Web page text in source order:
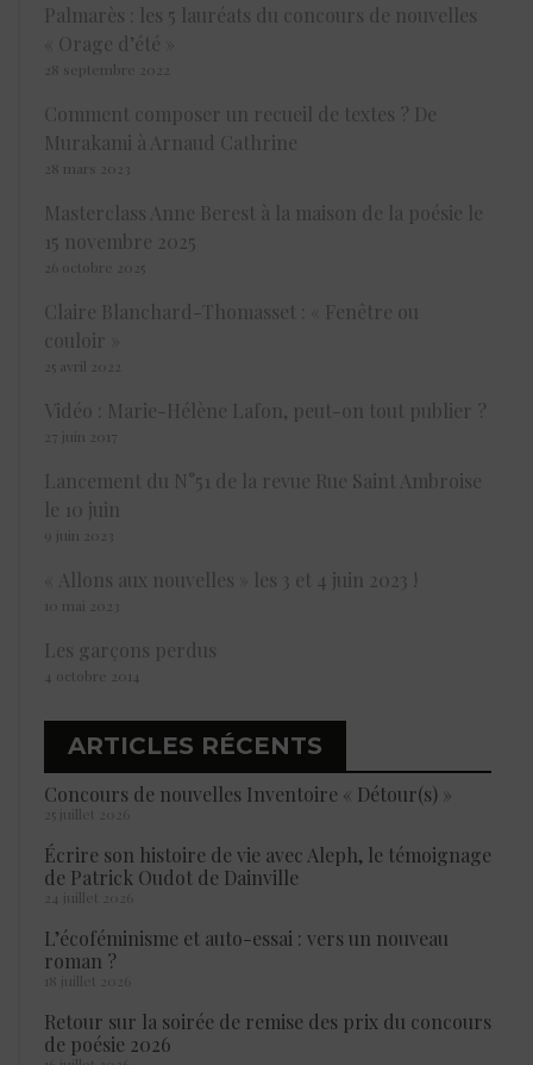
Palmarès : les 5 lauréats du concours de nouvelles
« Orage d’été »
28 septembre 2022
Comment composer un recueil de textes ? De
Murakami à Arnaud Cathrine
28 mars 2023
Masterclass Anne Berest à la maison de la poésie le
15 novembre 2025
26 octobre 2025
Claire Blanchard-Thomasset : « Fenêtre ou
couloir »
25 avril 2022
Vidéo : Marie-Hélène Lafon, peut-on tout publier ?
27 juin 2017
Lancement du N°51 de la revue Rue Saint Ambroise
le 10 juin
9 juin 2023
« Allons aux nouvelles » les 3 et 4 juin 2023 !
10 mai 2023
Les garçons perdus
4 octobre 2014
ARTICLES RÉCENTS
Concours de nouvelles Inventoire « Détour(s) »
25 juillet 2026
Écrire son histoire de vie avec Aleph, le témoignage
de Patrick Oudot de Dainville
24 juillet 2026
L’écoféminisme et auto-essai : vers un nouveau
roman ?
18 juillet 2026
Retour sur la soirée de remise des prix du concours
de poésie 2026